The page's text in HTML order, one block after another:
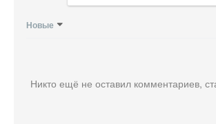
Новые
Никто ещё не оставил комментариев,